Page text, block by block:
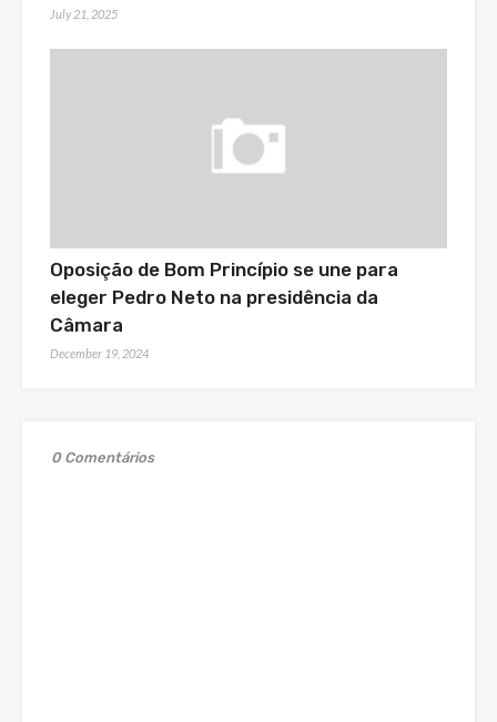
July 21, 2025
Oposição de Bom Princípio se une para
eleger Pedro Neto na presidência da
Câmara
December 19, 2024
0 Comentários